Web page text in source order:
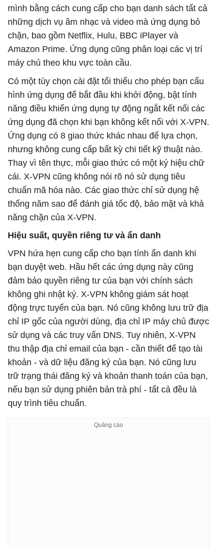
mình bằng cách cung cấp cho bạn danh sách tất cả
những dịch vụ âm nhạc và video mà ứng dụng bỏ
chặn, bao gồm Netflix, Hulu, BBC iPlayer và
Amazon Prime. Ứng dụng cũng phân loại các vị trí
máy chủ theo khu vực toàn cầu.
Có một tùy chọn cài đặt tối thiểu cho phép bạn cấu
hình ứng dụng để bắt đầu khi khởi động, bật tính
năng điều khiển ứng dụng tự động ngắt kết nối các
ứng dụng đã chọn khi bạn không kết nối với X-VPN.
Ứng dụng có 8 giao thức khác nhau để lựa chọn,
nhưng không cung cấp bất kỳ chi tiết kỹ thuật nào.
Thay vì tên thực, mỗi giao thức có một ký hiệu chữ
cái. X-VPN cũng không nói rõ nó sử dụng tiêu
chuẩn mã hóa nào. Các giao thức chỉ sử dụng hệ
thống năm sao để đánh giá tốc độ, bảo mật và khả
năng chặn của X-VPN.
Hiệu suất, quyền riêng tư và ẩn danh
VPN hứa hẹn cung cấp cho bạn tính ẩn danh khi
bạn duyệt web. Hầu hết các ứng dụng này cũng
đảm bảo quyền riêng tư của bạn với chính sách
không ghi nhật ký. X-VPN không giám sát hoạt
động trực tuyến của bạn. Nó cũng không lưu trữ địa
chỉ IP gốc của người dùng, địa chỉ IP máy chủ được
sử dụng và các truy vấn DNS. Tuy nhiên, X-VPN
thu thập địa chỉ email của bạn - cần thiết để tạo tài
khoản - và dữ liệu đăng ký của bạn. Nó cũng lưu
trữ trạng thái đăng ký và khoản thanh toán của bạn,
nếu bạn sử dụng phiên bản trả phí - tất cả đều là
quy trình tiêu chuẩn.